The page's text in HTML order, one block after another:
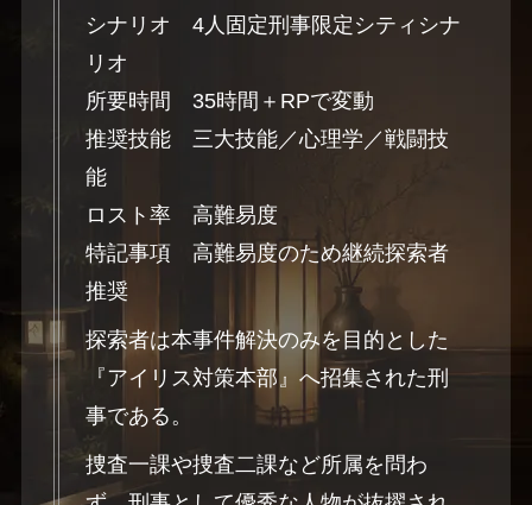
シナリオ 4人固定刑事限定シティシナ
リオ
所要時間 35時間＋RPで変動
推奨技能 三大技能／心理学／戦闘技
能
ロスト率 高難易度
特記事項 高難易度のため継続探索者
推奨
探索者は本事件解決のみを目的とした
『アイリス対策本部』へ招集された刑
事である。
捜査一課や捜査二課など所属を問わ